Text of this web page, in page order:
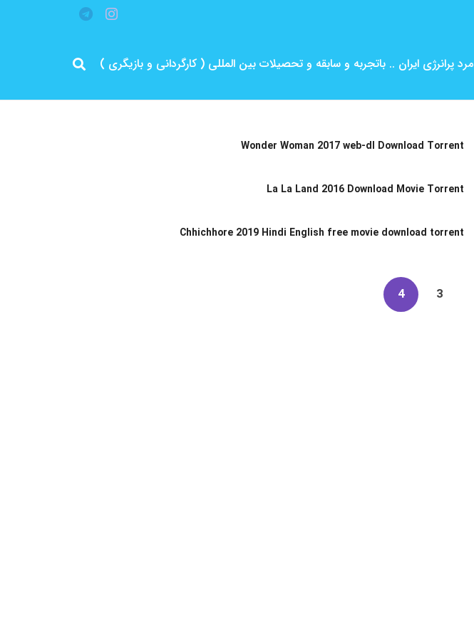
مرد پرانرژی ایران .. باتجربه و سابقه و تحصیلات بین المللی ( کارگردانی و بازیگری )
Wonder Woman 2017 web-dl Download Torrent
La La Land 2016 Download Movie Torrent
Chhichhore 2019 Hindi English free movie download torrent
3
4